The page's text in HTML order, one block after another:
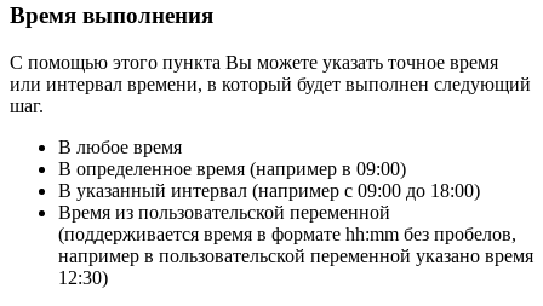
Время выполнения
С помощью этого пункта Вы можете указать точное время
или интервал времени, в который будет выполнен следующий
шаг.
В любое время
В определенное время (например в 09:00)
В указанный интервал (например с 09:00 до 18:00)
Время из пользовательской переменной
(поддерживается время в формате hh:mm без пробелов,
например в пользовательской переменной указано время
12:30)